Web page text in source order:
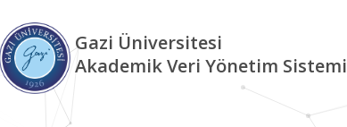
Gazi Üniversitesi
Akademik Veri Yönetim Sistemi